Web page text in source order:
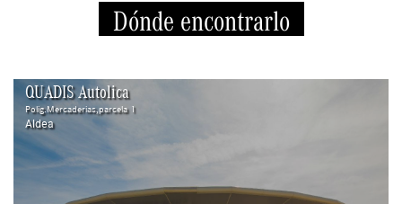
Dónde encontrarlo
QUADIS Autolica
Polig.Mercaderias,parcela 1
Aldea